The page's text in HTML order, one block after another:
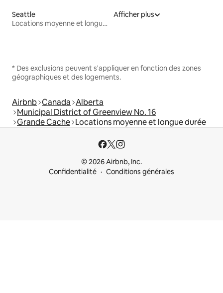
Seattle
Locations moyenne et longue durée
Afficher plus
* Des exclusions peuvent s'appliquer en fonction des zones
géographiques et des logements.
Airbnb Canada Alberta
Municipal District of Greenview No. 16
Grande Cache Locations moyenne et longue durée
© 2026 Airbnb, Inc.
Confidentialité
Conditions générales